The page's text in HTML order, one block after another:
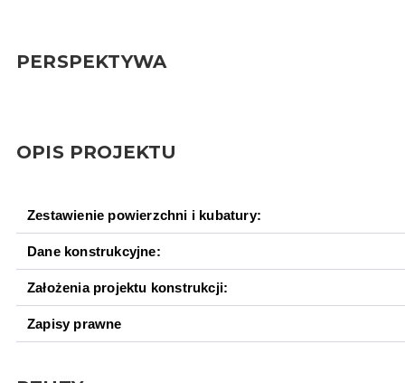
PERSPEKTYWA
OPIS PROJEKTU
Zestawienie powierzchni i kubatury:
Dane konstrukcyjne:
Założenia projektu konstrukcji:
Zapisy prawne